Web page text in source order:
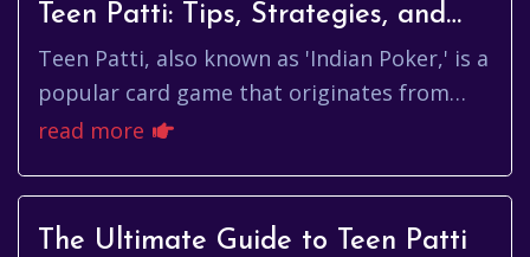
Teen Patti: Tips, Strategies, and
More
Teen Patti, also known as 'Indian Poker,' is a
popular card game that originates from
India. Over the years, it has gained immense
read more
The Ultimate Guide to Teen Patti